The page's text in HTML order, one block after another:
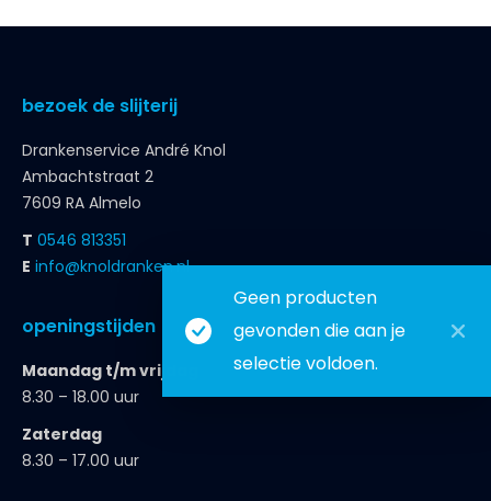
Geen producten
gevonden die aan je
selectie voldoen.
bezoek de slijterij
Drankenservice André Knol
Ambachtstraat 2
7609 RA Almelo
T 0546 813351
E info@knoldranken.nl
openingstijden
Maandag t/m vrijdag
8.30 – 18.00 uur
Zaterdag
8.30 – 17.00 uur